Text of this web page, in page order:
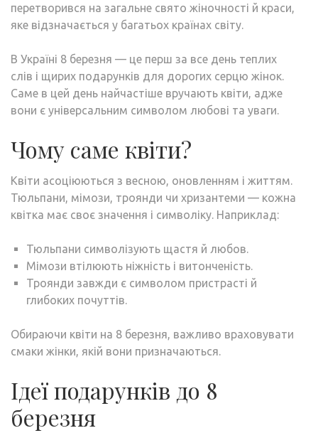
перетворився на загальне свято жіночності й краси,
яке відзначається у багатьох країнах світу.
В Україні 8 березня — це перш за все день теплих
слів і щирих подарунків для дорогих серцю жінок.
Саме в цей день найчастіше вручають квіти, адже
вони є універсальним символом любові та уваги.
Чому саме квіти?
Квіти асоціюються з весною, оновленням і життям.
Тюльпани, мімози, троянди чи хризантеми — кожна
квітка має своє значення і символіку. Наприклад:
Тюльпани символізують щастя й любов.
Мімози втілюють ніжність і витонченість.
Троянди завжди є символом пристрасті й
глибоких почуттів.
Обираючи квіти на 8 березня, важливо враховувати
смаки жінки, якій вони призначаються.
Ідеї подарунків до 8
березня